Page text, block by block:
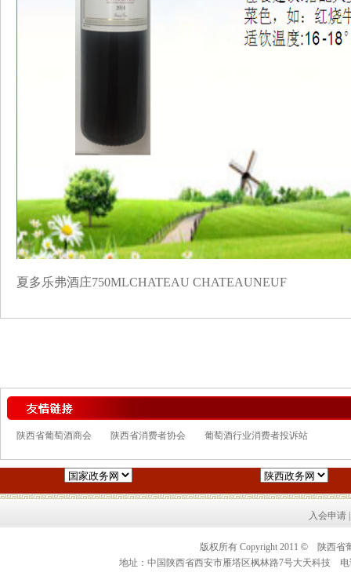
夏多乐弗酒庄750MLCHATEAU CHATEAUNEUF
陕西省葡萄酒商会 陕西省消费者协会 葡萄酒行业消费者投诉站
入会申请
版权所有 Copyright 2011 © 陕西省
地址：中国陕西省西安市雁塔区枫林路7号大天科技